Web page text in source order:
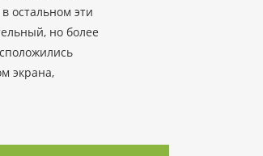
остальном эти
но более
экрана,